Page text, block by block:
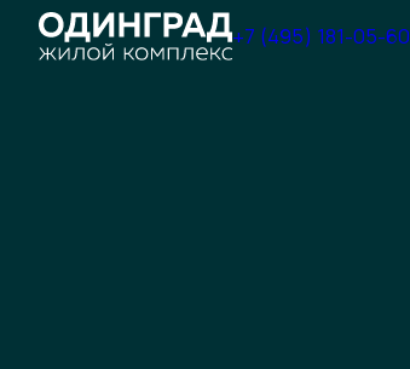
+7 (495) 181-05-60